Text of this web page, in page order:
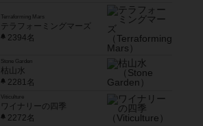
Terraforming Mars
テラフォーミングマーズ
2394名
Stone Garden
枯山水
2281名
Viticulture
ワイナリーの四季
2272名